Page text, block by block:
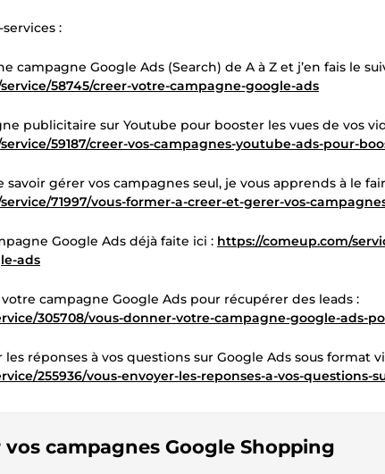
:
campagne Google Ads (Search) de A à Z et j’en fais le
58745/creer-votre-campagne-google-ads
publicitaire sur Youtube pour booster les vues de vos
59187/creer-vos-campagnes-youtube-ads-pour-
savoir gérer vos campagnes seul, je vous apprends à le
71997/vous-former-a-creer-et-gerer-vos-
Google Ads déjà faite ici : https://comeup.com/
ads
campagne Google Ads pour récupérer des leads :
305708/vous-donner-votre-campagne-google-ads-
les réponses à vos questions sur Google Ads sous format
255936/vous-envoyer-les-reponses-a-vos-questions-
vos campagnes Google Shopping